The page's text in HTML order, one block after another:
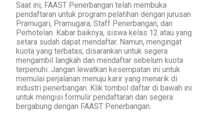
Saat ini, FAAST Penerbangan telah membuka
pendaftaran untuk program pelatihan dengan jurusan
Pramugari, Pramugara, Staff Penerbangan, dan
Perhotelan. Kabar baiknya, siswa kelas 12 atau yang
setara sudah dapat mendaftar. Namun, mengingat
kuota yang terbatas, disarankan untuk segera
mengambil langkah dan mendaftar sebelum kuota
terpenuhi. Jangan lewatkan kesempatan ini untuk
memulai perjalanan menuju karir yang menarik di
industri penerbangan. Klik tombol daftar di bawah ini
untuk mengisi formulir pendaftaran dan segera
bergabung dengan FAAST Penerbangan.